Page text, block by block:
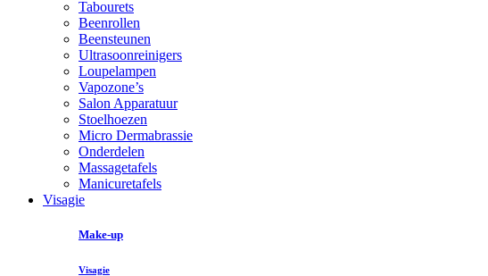
Tabourets
Beenrollen
Beensteunen
Ultrasoonreinigers
Loupelampen
Vapozone’s
Salon Apparatuur
Stoelhoezen
Micro Dermabrassie
Onderdelen
Massagetafels
Manicuretafels
Visagie
Make-up
Visagie